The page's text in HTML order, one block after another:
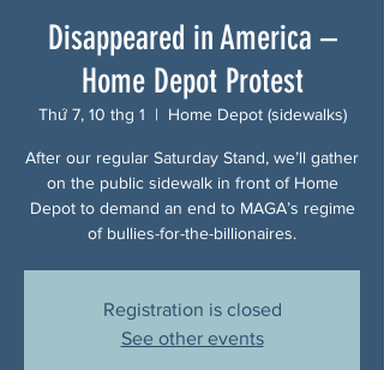
Disappeared in America –
Home Depot Protest
Thứ 7, 10 thg 1
  |
Home Depot (sidewalks)
After our regular Saturday Stand, we’ll gather
on the public sidewalk in front of Home
Depot to demand an end to MAGA’s regime
of bullies-for-the-billionaires.
Registration is closed
See other events